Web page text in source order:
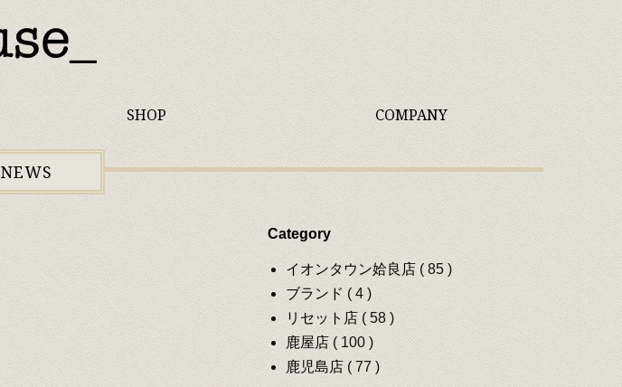
SHOP COMPANY
NEWS
Category
イオンタウン姶良店 ( 85 )
ブランド ( 4 )
リセット店 ( 58 )
鹿屋店 ( 100 )
鹿児島店 ( 77 )